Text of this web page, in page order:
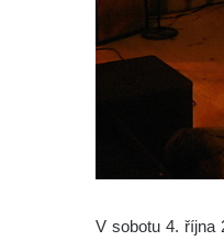
V sobotu 4. října